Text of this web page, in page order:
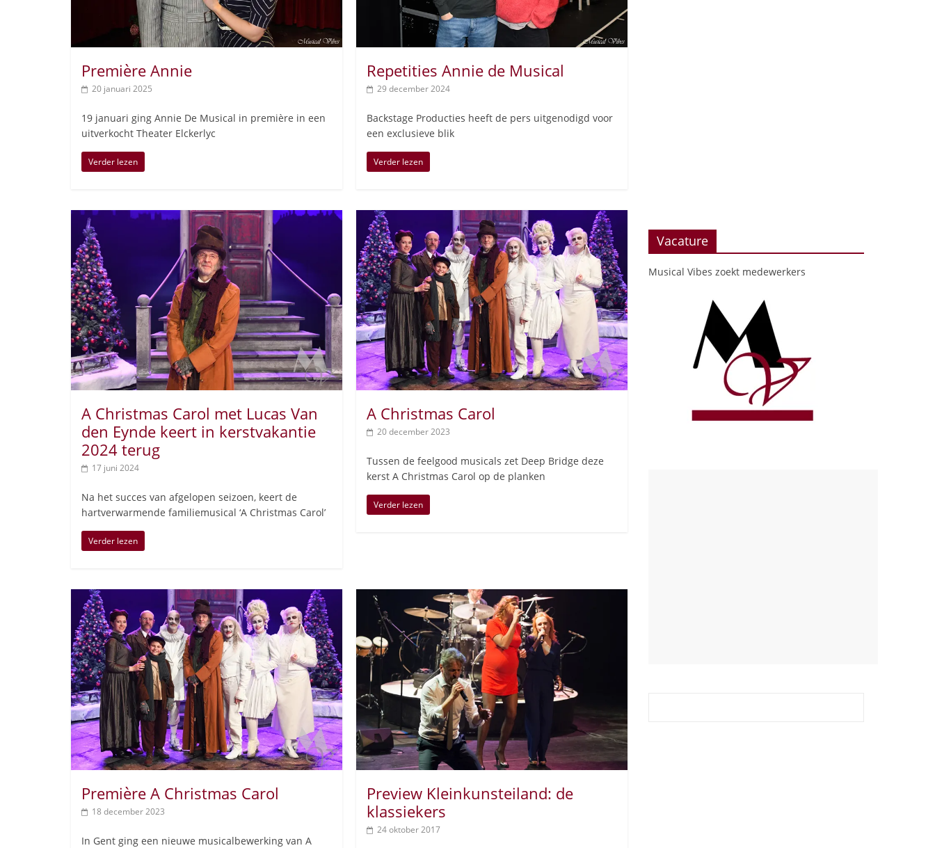
Première Annie
20 januari 2025
19 januari ging Annie De Musical in première in een
uitverkocht Theater Elckerlyc
Verder lezen
Repetities Annie de Musical
29 december 2024
Backstage Producties heeft de pers uitgenodigd voor
een exclusieve blik
Verder lezen
A Christmas Carol met Lucas Van
den Eynde keert in kerstvakantie
2024 terug
17 juni 2024
Na het succes van afgelopen seizoen, keert de
hartverwarmende familiemusical ‘A Christmas Carol’
Verder lezen
A Christmas Carol
20 december 2023
Tussen de feelgood musicals zet Deep Bridge deze
kerst A Christmas Carol op de planken
Verder lezen
Première A Christmas Carol
18 december 2023
In Gent ging een nieuwe musicalbewerking van A
Preview Kleinkunsteiland: de
klassiekers
24 oktober 2017
Vacature
Musical Vibes zoekt medewerkers